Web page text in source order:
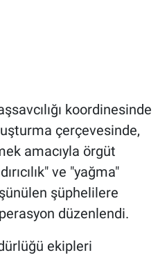
koordinesinde
çerçevesinde,
amacıyla örgüt
ve "yağma"
şüphelilere
düzenlendi.
ekipleri